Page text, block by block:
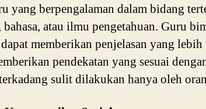
yang berpengalaman dalam bidang
atau ilmu pengetahuan. Guru
memberikan penjelasan yang lebih
pendekatan yang sesuai
sulit dilakukan hanya oleh